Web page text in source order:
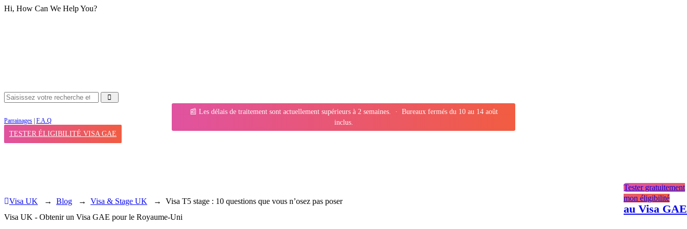
Tester gratuitement
mon éligibilité
au Visa GAE
Hi, How Can We Help You?
📰 Les délais de traitement sont actuellement supérieurs à 2 semaines. · Bureaux fermés du 10 au 14 août
inclus.
Parrainages F.A.Q
TESTER ÉLIGIBILITÉ VISA GAE
Visa UK - Obtenir un Visa GAE pour le Royaume-Uni
Visa UK → Blog → Visa & Stage UK → Visa T5 stage : 10 questions que vous n’osez pas poser